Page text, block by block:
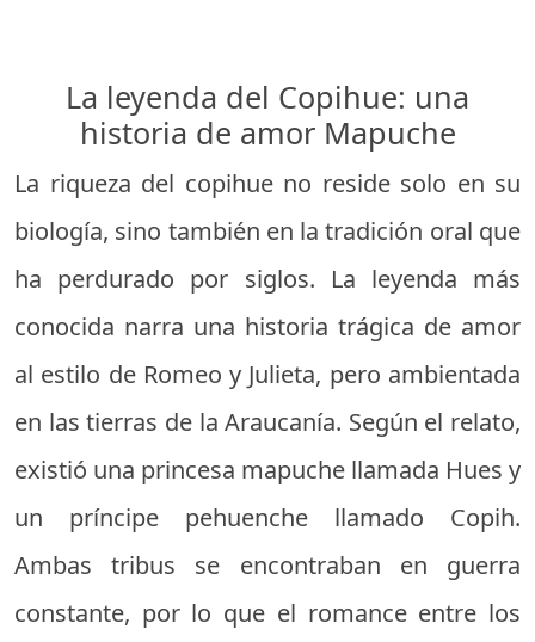
La leyenda del Copihue: una
historia de amor Mapuche
La riqueza del copihue no reside solo en su
biología, sino también en la tradición oral que
ha perdurado por siglos. La leyenda más
conocida narra una historia trágica de amor
al estilo de Romeo y Julieta, pero ambientada
en las tierras de la Araucanía. Según el relato,
existió una princesa mapuche llamada Hues y
un príncipe pehuenche llamado Copih.
Ambas tribus se encontraban en guerra
constante, por lo que el romance entre los